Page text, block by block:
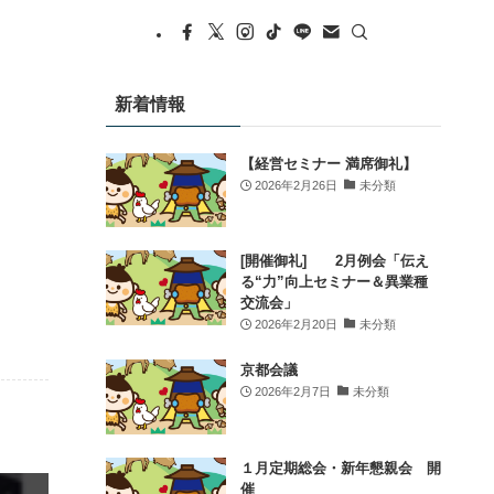
営の在り方」をテーマにご講演いただきま
方を考えるきっかけを創出します。
✔ 他業種の経営者・若手経営者と交流したい
方
✔ 新たなビジネスのヒントを得たい方
✔ 地域とのつながりを広げたい方
✔ 自社の強みや価値を見つめ直したい方
✔ 持続可能な企業経営...もっと見る
写真
View on Facebook ·
新着情報
【経営セミナー 満席御礼】
2026年2月26日 未分類
[開催御礼] 2月例会「伝え
る“力”向上セミナー＆異業種
交流会」
2026年2月20日 未分類
京都会議
2026年2月7日 未分類
１月定期総会・新年懇親会 開
催